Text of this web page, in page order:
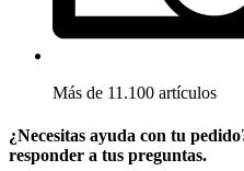
Más de 11.100 artículos
¿Necesitas ayuda con tu
responder a tus preguntas.